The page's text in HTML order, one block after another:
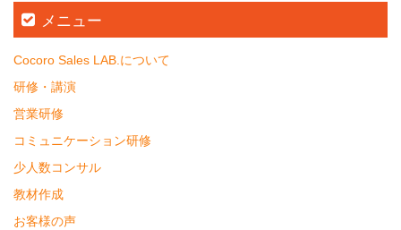
メニュー
Cocoro Sales LAB.について
研修・講演
営業研修
コミュニケーション研修
少人数コンサル
教材作成
お客様の声